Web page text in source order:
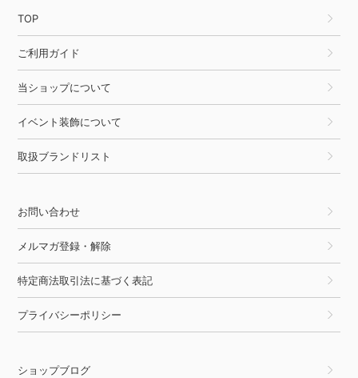
TOP
ご利用ガイド
当ショップについて
イベント装飾について
取扱ブランドリスト
お問い合わせ
メルマガ登録・解除
特定商法取引法に基づく表記
プライバシーポリシー
ショップブログ